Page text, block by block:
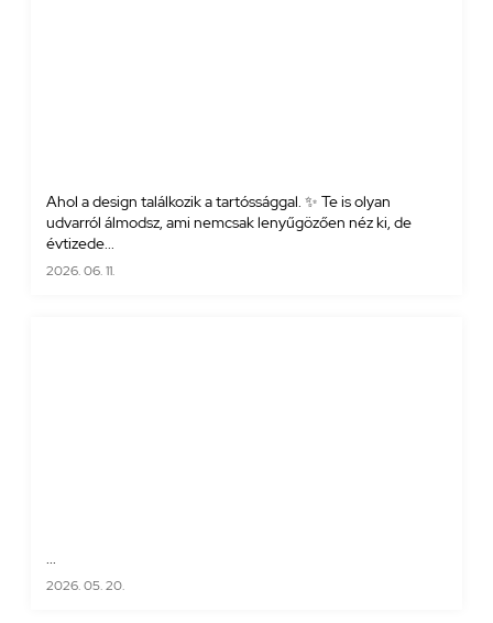
Ahol a design találkozik a tartóssággal. ✨ Te is olyan
udvarról álmodsz, ami nemcsak lenyűgözően néz ki, de
évtizede...
2026. 06. 11.
...
2026. 05. 20.